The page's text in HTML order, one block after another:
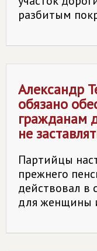
разбитым
Александр
обязано
гражданам
не
Партийцы
прежнего
действовал в
для женщины